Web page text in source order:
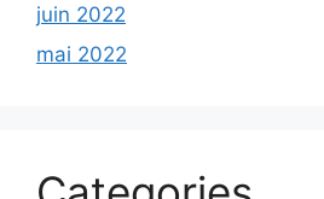
juin 2022
mai 2022